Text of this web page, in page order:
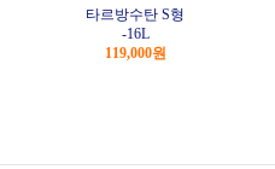
타르방수탄 S형
-16L
119,000원